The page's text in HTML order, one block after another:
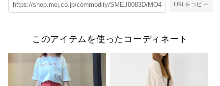
URLをコピー
このアイテムを使ったコーディネート